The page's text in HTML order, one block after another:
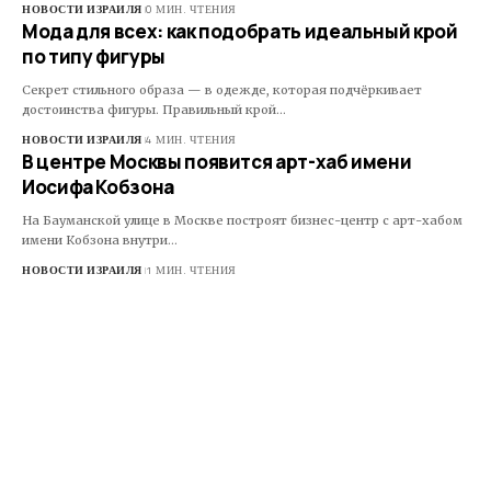
НОВОСТИ ИЗРАИЛЯ 0 МИН. ЧТЕНИЯ
Мода для всех: как подобрать идеальный крой
по типу фигуры
Секрет стильного образа — в одежде, которая подчёркивает
достоинства фигуры. Правильный крой…
НОВОСТИ ИЗРАИЛЯ 4 МИН. ЧТЕНИЯ
В центре Москвы появится арт-хаб имени
Иосифа Кобзона
На Бауманской улице в Москве построят бизнес-центр с арт-хабом
имени Кобзона внутри…
НОВОСТИ ИЗРАИЛЯ 1 МИН. ЧТЕНИЯ